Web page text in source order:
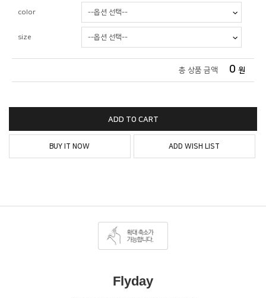
color
size
총 상품 금액 0 원
ADD TO CART
BUY IT NOW ADD WISH LIST
Flyday